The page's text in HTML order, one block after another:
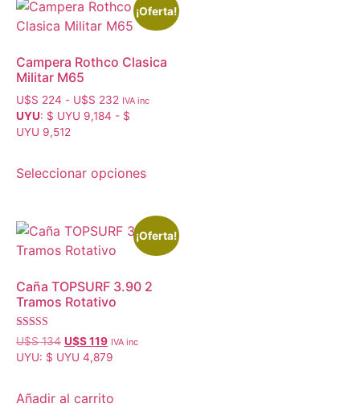
¡Oferta!
Campera Rothco Clasica
Militar M65
U$S 224 - U$S 232 IVA inc
UYU: $ UYU 9,184 - $
UYU 9,512
Seleccionar opciones
¡Oferta!
Caña TOPSURF 3.90 2
Tramos Rotativo
Valorado con
5.00
de 5
U$S134 U$S119 IVA inc
UYU: $ UYU 4,879
Añadir al carrito